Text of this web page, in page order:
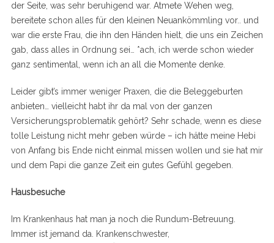
der Seite, was sehr beruhigend war. Atmete Wehen weg,
bereitete schon alles für den kleinen Neuankömmling vor.. und
war die erste Frau, die ihn den Händen hielt, die uns ein Zeichen
gab, dass alles in Ordnung sei… *ach, ich werde schon wieder
ganz sentimental, wenn ich an all die Momente denke.
Leider gibt’s immer weniger Praxen, die die Beleggeburten
anbieten… vielleicht habt ihr da mal von der ganzen
Versicherungsproblematik gehört? Sehr schade, wenn es diese
tolle Leistung nicht mehr geben würde – ich hätte meine Hebi
von Anfang bis Ende nicht einmal missen wollen und sie hat mir
und dem Papi die ganze Zeit ein gutes Gefühl gegeben.
Hausbesuche
Im Krankenhaus hat man ja noch die Rundum-Betreuung.
Immer ist jemand da. Krankenschwester,